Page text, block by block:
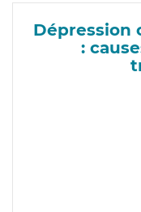
Dépression
: